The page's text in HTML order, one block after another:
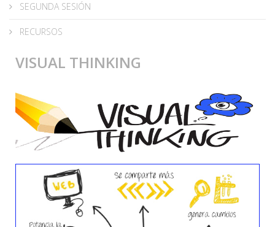
SEGUNDA SESIÓN
RECURSOS
VISUAL THINKING